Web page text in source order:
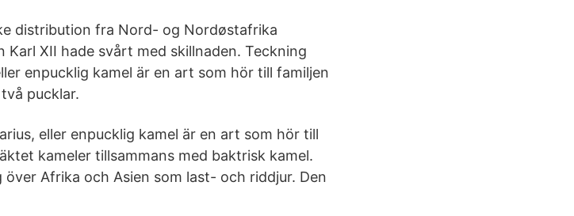
distribution fra Nord- og Nordøstafrika
Karl XII hade svårt med skillnaden. Teckning
enpucklig kamel är en art som hör till familjen
pucklar.
eller enpucklig kamel är en art som hör till
kameler tillsammans med baktrisk kamel.
Afrika och Asien som last- och riddjur. Den